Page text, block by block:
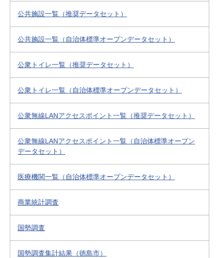
公共施設一覧（推奨データセット）
公共施設一覧（自治体標準オープンデータセット）
公衆トイレ一覧（推奨データセット）
公衆トイレ一覧（自治体標準オープンデータセット）
公衆無線LANアクセスポイント一覧（推奨データセット）
公衆無線LANアクセスポイント一覧（自治体標準オープン
データセット）
医療機関一覧（自治体標準オープンデータセット）
商業統計調査
国勢調査
国勢調査集計結果（徳島市）